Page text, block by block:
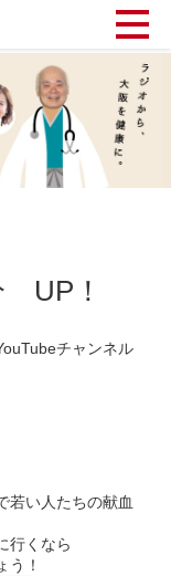
UP！
チャンネル
若い人たちの献血
行くなら
う！